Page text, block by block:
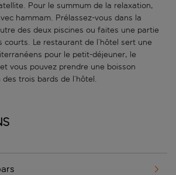
Pour le summum de la relaxation,
hammam. Prélassez-vous dans la
des deux piscines ou faites une partie
courts. Le restaurant de l’hôtel sert une
pour le petit-déjeuner, le
vous pouvez prendre une boisson
trois bards de l’hôtel.